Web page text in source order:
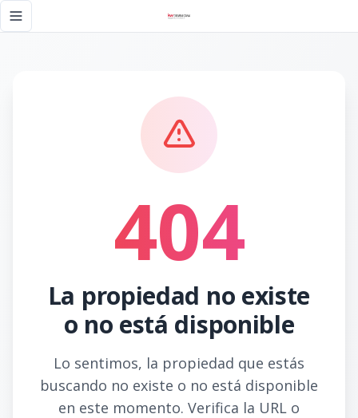
Toggle navigation menu
404
La propiedad no existe
o no está disponible
Lo sentimos, la propiedad que estás
buscando no existe o no está disponible
en este momento. Verifica la URL o
Página no encontrada - KW DOMINICANA